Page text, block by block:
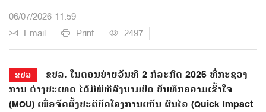
06/07/2026 11:59
Email
Print 2497
ຂປລ
ຂປລ. ໃນຕອນບ່າຍວັນທີ 2 ກໍລະກົດ 2026 ທີ່ກະຊວງ
ການ ຕ່າງປະເທດ ໄດ້ມີພິທີລົງນາມບົດ ບັນທຶກຄວາມເຂົ້າໃຈ
(MOU) ເພື່ອຈັດຕັ້ງປະຕິບັດໂຄງການເຫັນ ຜົນໄວ (Quick Impact